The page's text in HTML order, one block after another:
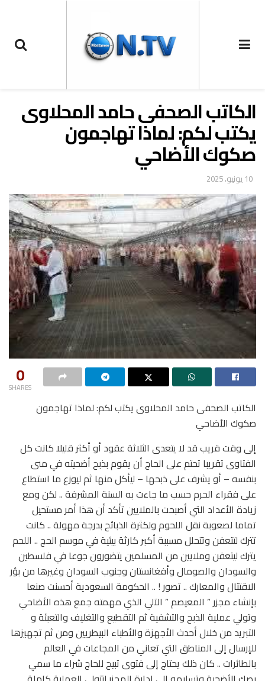
الكاتب الصحفى حامد المحلاوى
يكتب لكم: لماذا تهاجمون
صكوك الأضاحي
10 يونيو، 2025
0
SHARES
الكاتب الصحفى حامد المحلاوى يكتب لكم: لماذا تهاجمون
صكوك الأضاحي
إلى وقت قريب قد لا يتعدى الثلاثة عقود أو أكثر قليلا كانت كل
الفتاوى تقريبا تحتم على الحاج أن يقوم بذبح أضحيته في منى
بنفسه – أو يشرف على ذبحها – ليأكل منها ثم ليوزع ما استطاع
على فقراء الحرم حسب ما جاءت به السنة المشرفة .. لكن ومع
زيادة الأعداد التي أصبحت بالملايين تأكد أن هذا أمر مستحيل
تماما لصعوبة نقل اللحوم ولكثرة الذبائح بدرجة مهولة .. كانت
تترك لتتعفن وتتحلل مسببة أكبر كارثة بيئية في موسم الحج .. اللحم
يترك ليتعفن وملايين من المسلمين يتضورون جوعا في فلسطين
والسودان والصومال وأفغانستان وجنوب السودان وغيرها من بؤر
الاقتتال والمعارك .. تصور ! .. الحكومة السعودية أحسنت صنعا
بإنشاء مجزر ” المعيصم ” الآلي الذي مهمته جمع هذه الأضاحي
وتولي عملية الذبح والتشفية ثم التقطيع والتغليف والتعبئة و
التبريد من خلال أحدث الأجهزة والأطباء البيطريين ومن ثم تجهيزها
للإرسال إلى المناطق التي تعاني من المجاعات في العالم
بالطائرات .. كان ذلك يحتاج إلى فتوى تبيح للحاج شراء ما سمي